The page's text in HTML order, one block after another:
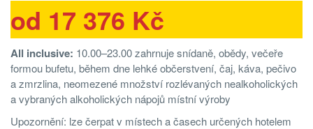
od 17 376 Kč
All inclusive: 10.00–23.00 zahrnuje snídaně, obědy, večeře
formou bufetu, během dne lehké občerstvení, čaj, káva, pečivo
a zmrzlina, neomezené množství rozlévaných nealkoholických
a vybraných alkoholických nápojů místní výroby
Upozornění: lze čerpat v místech a časech určených hotelem